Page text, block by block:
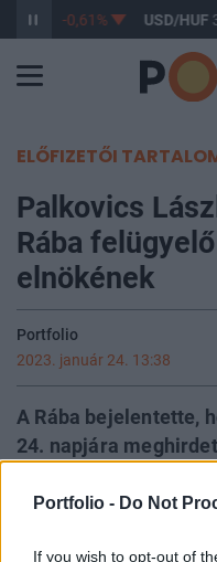
Portfolio - Do Not
If you wish to opt-out of
363,17 -0,61% USD/HUF
ELŐFIZETŐI
Palkovics
Rába
elnökének
Portfolio
2023. január 24. 13:38
A Rába bejelentette,
24. napjára
százalékos